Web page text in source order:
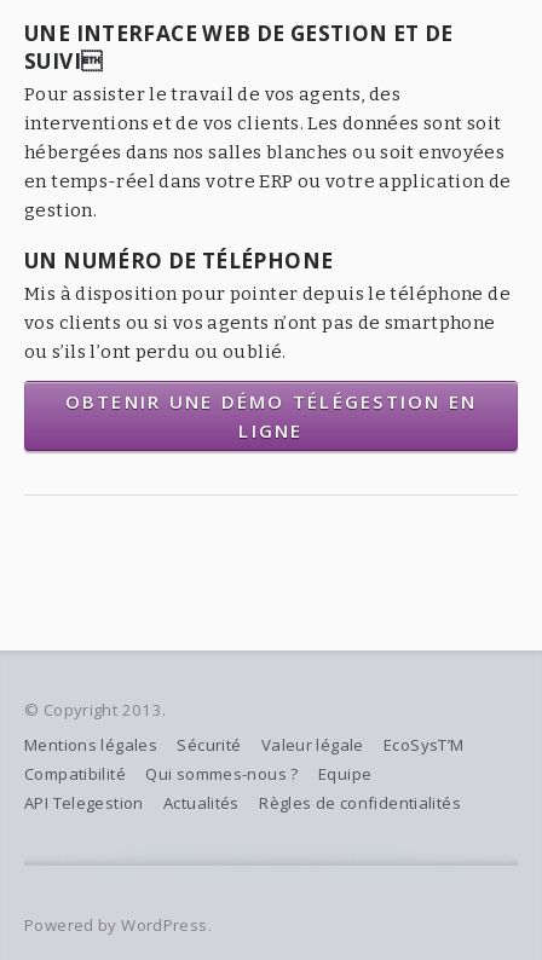
UNE INTERFACE WEB DE GESTION ET DE
SUIVI
Pour assister le travail de vos agents, des
interventions et de vos clients. Les données sont soit
hébergées dans nos salles blanches ou soit envoyées
en temps-réel dans votre ERP ou votre application de
gestion.
UN NUMÉRO DE TÉLÉPHONE
Mis à disposition pour pointer depuis le téléphone de
vos clients ou si vos agents n’ont pas de smartphone
ou s’ils l’ont perdu ou oublié.
OBTENIR UNE DÉMO TÉLÉGESTION EN
LIGNE
© Copyright 2013.
Mentions légales
Sécurité Valeur légale
EcoSysT’M
Compatibilité
Qui sommes-nous ?
Equipe
API Telegestion
Actualités Règles de confidentialités
Powered by WordPress.